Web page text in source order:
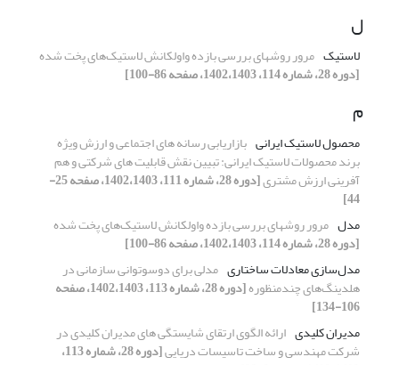
ل
لاستیک مرور روشهای بررسی بازده واولکانش لاستیک‌های پخت شده
[دوره 28، شماره 114، 1402،1403، صفحه 86-100]
م
محصول لاستیک ایرانی بازاریابی رسانه های اجتماعی و ارزش ویژه
برند محصولات لاستیک ایرانی: تبیین نقش قابلیت های شرکتی و هم
آفرینی ارزش مشتری [دوره 28، شماره 111، 1402،1403، صفحه 25-
44]
مدل مرور روشهای بررسی بازده واولکانش لاستیک‌های پخت شده
[دوره 28، شماره 114، 1402،1403، صفحه 86-100]
مدل‌سازی معادلات ساختاری مدلی برای دوسوتوانی سازمانی در
هلدینگ‌های چندمنظوره [دوره 28، شماره 113، 1402،1403، صفحه
106-134]
مدیران کلیدی ارائه الگوی ارتقای شایستگی های مدیران کلیدی در
شرکت مهندسی و ساخت تاسیسات دریایی [دوره 28، شماره 113،